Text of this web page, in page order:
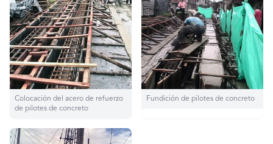
Colocación del acero de refuerzo
de pilotes de concreto
Fundición de pilotes de concreto